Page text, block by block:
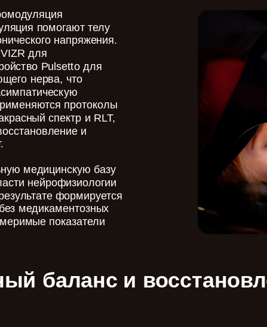
помогают телу
напряжения.
для
Pulsetto для
нерва, что
протоколы
спектр и RLT,
и
медицинскую базу
нейрофизиологии
формируется
медикаментозных
показатели
баланс и